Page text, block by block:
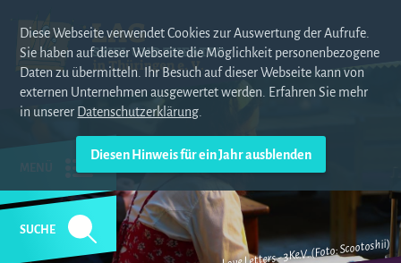
Diese Webseite verwendet Cookies zur Auswertung der Aufrufe.
Sie haben auf dieser Webseite die Möglichkeit personenbezogene
Daten zu übermitteln. Ihr Besuch auf dieser Webseite kann von
externen Unternehmen ausgewertet werden. Erfahren Sie mehr
in unserer Datenschutzerklärung
SUCHE
Love Letters - 3Ke.V. (Foto: Scootoshii)
NAVIGATION